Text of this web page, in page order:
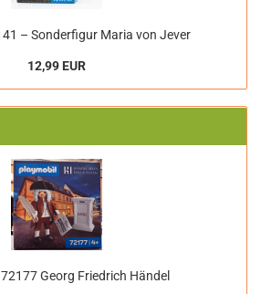
– Sonderfigur Maria von Jever
12,99 EUR
Georg Friedrich Händel